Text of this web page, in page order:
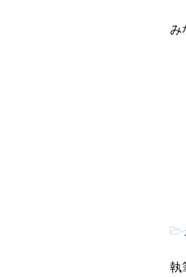
み
-
執